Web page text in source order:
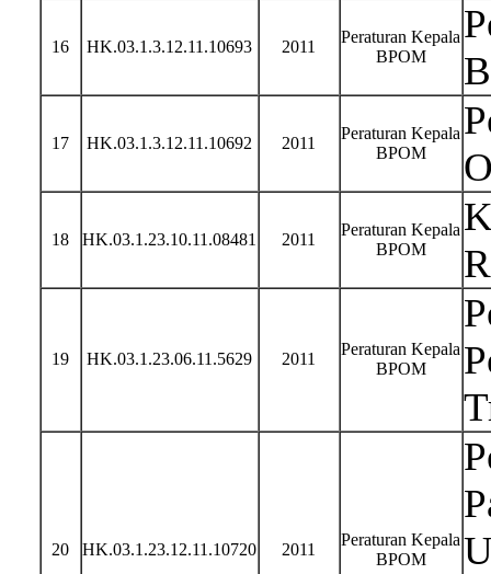
16 HK.03.1.3.12.11.10693 2011
Peraturan Kepala
BPOM
17 HK.03.1.3.12.11.10692 2011
Peraturan Kepala
BPOM
18 HK.03.1.23.10.11.08481 2011
Peraturan Kepala
BPOM
19 HK.03.1.23.06.11.5629 2011
Peraturan Kepala
BPOM
20 HK.03.1.23.12.11.10720 2011
Peraturan Kepala
BPOM